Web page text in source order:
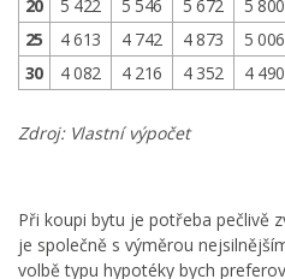
20
5 422 5 546 5 672 5 800
25
4 613 4 742 4 873 5 006
30
4 082 4 216 4 352 4 490
Zdroj: Vlastní výpočet
Při koupi bytu je potřeba pečlivě
je společně s výměrou
volbě typu hypotéky bych